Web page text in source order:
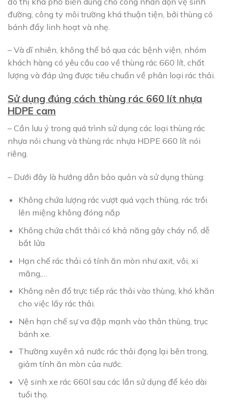
đường, công ty môi trường khá thuận tiện, bởi thùng có
bánh đẩy linh hoạt và nhẹ.
– Và dĩ nhiên, không thể bỏ qua các bệnh viện, nhóm
khách hàng có yêu cầu cao về thùng rác 660 lít, chất
lượng và đáp ứng được tiêu chuẩn về phân loại rác thải.
Sử dụng đúng cách thùng rác 660 lít nhựa
HDPE cam
– Cần lưu ý trong quá trình sử dụng các loại thùng rác
nhựa nói chung và thùng rác nhựa HDPE 660 lít nói
riêng.
– Dưới đây là hướng dẫn bảo quản và sử dụng thùng:
Không chứa lượng rác vượt quá vạch thùng, rác trồi
lên miệng không đóng nắp
Không chứa chất thải có khả năng gây cháy nổ, dễ
bắt lửa
Hạn chế rác thải có tính ăn mòn như axit, vôi, xi
măng,…
Không nên đổ trực tiếp rác thải vào thùng, khó khăn
cho việc lấy rác thải.
Nên hạn chế sự va đập mạnh vào thân thùng, trục
bánh xe.
Thường xuyên xả nước rác thải đọng lại bên trong,
giảm tính ăn mòn của nước.
Vệ sinh xe rác 660l sau các lần sử dụng để kéo dài
tuổi thọ.